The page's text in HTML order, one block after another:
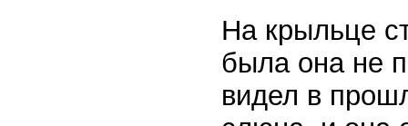
На крыльце
была она не
видел в